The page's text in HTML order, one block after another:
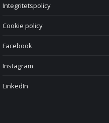
Integritetspolicy
Cookie policy
Facebook
Instagram
LinkedIn